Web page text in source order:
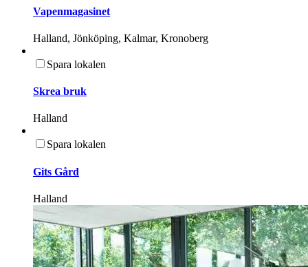
Vapenmagasinet
Halland, Jönköping, Kalmar, Kronoberg
Spara lokalen
Skrea bruk
Halland
Spara lokalen
Gits Gård
Halland